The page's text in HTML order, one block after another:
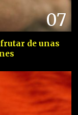
07
de unas